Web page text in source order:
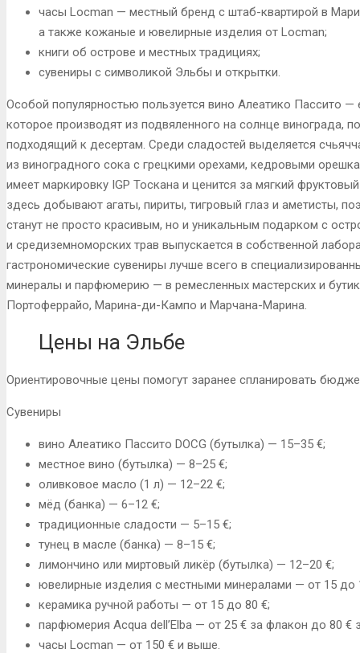
часы Locman — местный бренд с штаб-квартирой в
а также кожаные и ювелирные изделия от Locman;
книги об острове и местных традициях;
сувениры с символикой Эльбы и открытки.
Особой популярностью пользуется вино Алеатико Пассито —
которое производят из подвяленного на солнце винограда,
подходящий к десертам. Среди сладостей выделяется
из виноградного сока с грецкими орехами, кедровыми
имеет маркировку IGP Тоскана и ценится за мягкий
здесь добывают агаты, пириты, тигровый глаз и аметисты,
станут не просто красивым, но и уникальным подарком с
и средиземноморских трав выпускается в собственной
гастрономические сувениры лучше всего в
минералы и парфюмерию — в ремесленных мастерских и
Портоферрайо, Марина-ди-Кампо и Марчана-Марина.
Цены на Эльбе
Ориентировочные цены помогут заранее спланировать
Сувениры
вино Алеатико Пассито DOCG (бутылка) — 15–35 €;
местное вино (бутылка) — 8–25 €;
оливковое масло (1 л) — 12–22 €;
мёд (банка) — 6–12 €;
традиционные сладости — 5–15 €;
тунец в масле (банка) — 8–15 €;
лимончино или миртовый ликёр (бутылка) — 12–20 €;
ювелирные изделия с местными минералами — от 15 до
керамика ручной работы — от 15 до 80 €;
парфюмерия Acqua dell’Elba — от 25 € за флакон до 80 €
часы Locman — от 150 € и выше.